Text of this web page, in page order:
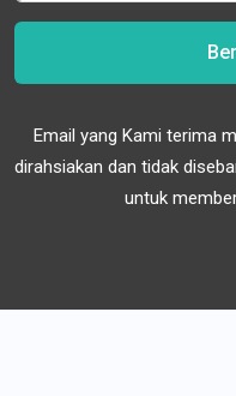
Email yang Kami terima
dirahsiakan dan tidak
untuk